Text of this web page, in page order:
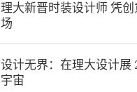
理大新晋时装设计师 凭
场
设计无界：在理大设计展
宇宙